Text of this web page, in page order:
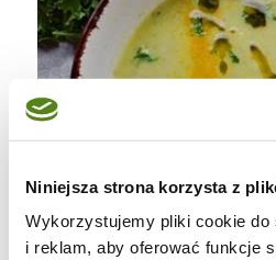
Niniejsza strona korzysta z
Wykorzystujemy pliki cookie do
i reklam, aby oferować funkcje